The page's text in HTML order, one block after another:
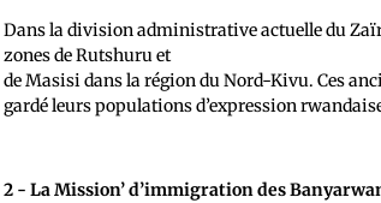
Dans la division administrative actuelle du
zones de Rutshuru et
de Masisi dans la région du Nord-Kivu. Ces
gardé leurs populations d’expression
2 - La Mission’ d’immigration des